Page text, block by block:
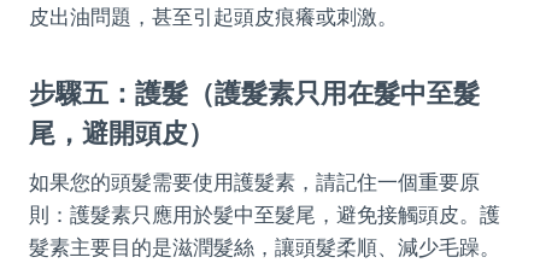
皮出油問題，甚至引起頭皮痕癢或刺激。
步驟五：護髮（護髮素只用在髮中至髮
尾，避開頭皮）
如果您的頭髮需要使用護髮素，請記住一個重要原
則：護髮素只應用於髮中至髮尾，避免接觸頭皮。護
髮素主要目的是滋潤髮絲，讓頭髮柔順、減少毛躁。